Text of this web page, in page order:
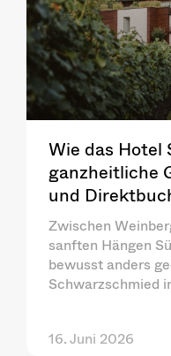
Wie das Hotel
ganzheitliche
und
Zwischen
sanften Hängen
bewusst anders
Schwarzschmied
16. Juni 2026